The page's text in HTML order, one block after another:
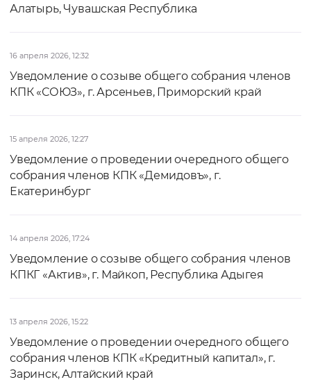
Алатырь, Чувашская Республика
16 апреля 2026, 12:32
Уведомление о созыве общего собрания членов
КПК «СОЮЗ», г. Арсеньев, Приморский край
15 апреля 2026, 12:27
Уведомление о проведении очередного общего
собрания членов КПК «Демидовъ», г.
Екатеринбург
14 апреля 2026, 17:24
Уведомление о созыве общего собрания членов
КПКГ «Актив», г. Майкоп, Республика Адыгея
13 апреля 2026, 15:22
Уведомление о проведении очередного общего
собрания членов КПК «Кредитный капитал», г.
Заринск, Алтайский край